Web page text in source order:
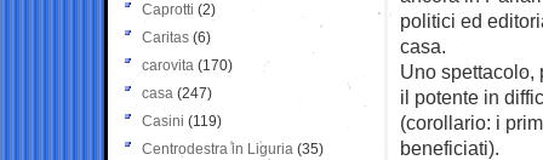
politici ed
casa.
Uno spettacolo,
il potente in
(corollario: i
beneficiati).
Caprotti (2)
Caritas (6)
carovita (170)
casa (247)
Casini (119)
Centrodestra in Liguria (35)